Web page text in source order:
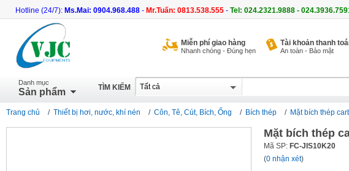
Hotline (24/7): Ms.Mai: 0904.968.488 - Mr.Tuấn: 0813.538.555 - Tel: 024.2321.9888 -
Miễn phí giao hàng
Nhanh chóng - Đúng hẹn
Tài khoản thanh
An toàn - Bảo mật
TÌM KIẾM
Danh mục
Sản phẩm
Trang chủ / Thiết bị hơi, nước, khí nén / Côn, Tê, Cút, Bích, Ống / Bích thép / Mặt bích thép
Mặt bích thép
Mã SP: FC-JIS10K20
(0 nhận xét)